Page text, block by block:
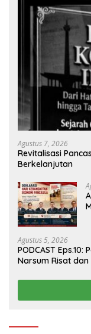
Agustus 7, 2026
Revitalisasi
Berkelanjutan
Agustus 5, 2026
PODCAST
Narsum Risat dan